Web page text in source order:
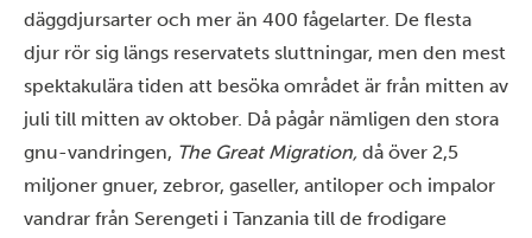
däggdjursarter och mer än 400 fågelarter. De flesta
djur rör sig längs reservatets sluttningar, men den mest
spektakulära tiden att besöka området är från mitten av
juli till mitten av oktober. Då pågår nämligen den stora
gnu-vandringen, The Great Migration, då över 2,5
miljoner gnuer, zebror, gaseller, antiloper och impalor
vandrar från Serengeti i Tanzania till de frodigare